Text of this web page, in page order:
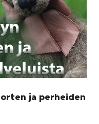
ja perheiden